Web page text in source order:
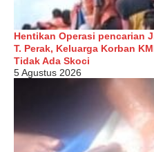
Hentikan Operasi pencarian
T. Perak, Keluarga Korban
Tidak Ada Skoci
5 Agustus 2026